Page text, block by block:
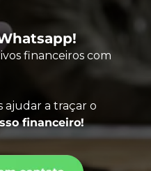
financeiros com
ajudar a traçar o
financeiro!